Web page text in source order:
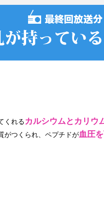
くれるカルシウムとカリウ
がつくられ、ペプチドが血圧